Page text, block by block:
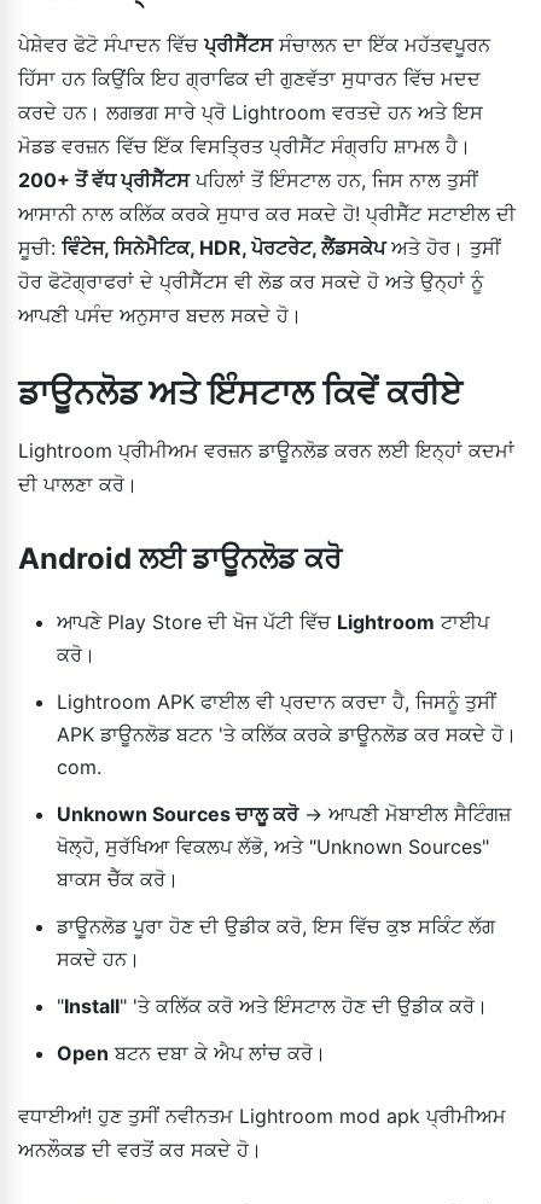
ਪੇਸ਼ੇਵਰ ਫੋਟੋ ਸੰਪਾਦਨ ਵਿੱਚਪ੍ਰੀਸੈੱਟਸਸੰਚਾਲਨ ਦਾ ਇੱਕ ਮਹੱਤਵਪੂਰਨ
ਹਿੱਸਾ ਹਨ ਕਿਉਂਕਿ ਇਹ ਗ੍ਰਾਫਿਕ ਦੀ ਗੁਣਵੱਤਾ ਸੁਧਾਰਨ ਵਿੱਚ ਮਦਦ
ਕਰਦੇ ਹਨ। ਲਗਭਗ ਸਾਰੇ ਪ੍ਰੋ Lightroom ਵਰਤਦੇ ਹਨ ਅਤੇ ਇਸ
ਮੋਡਡ ਵਰਜ਼ਨ ਵਿੱਚ ਇੱਕ ਵਿਸਤ੍ਰਿਤ ਪ੍ਰੀਸੈੱਟ ਸੰਗ੍ਰਹਿ ਸ਼ਾਮਲ ਹੈ।
200+ ਤੋਂ ਵੱਧ ਪ੍ਰੀਸੈੱਟਸਪਹਿਲਾਂ ਤੋਂ ਇੰਸਟਾਲ ਹਨ, ਜਿਸ ਨਾਲ ਤੁਸੀਂ
ਆਸਾਨੀ ਨਾਲ ਕਲਿੱਕ ਕਰਕੇ ਸੁਧਾਰ ਕਰ ਸਕਦੇ ਹੋ! ਪ੍ਰੀਸੈੱਟ ਸਟਾਈਲ ਦੀ
ਸੂਚੀ: ਵਿੰਟੇਜ, ਸਿਨੇਮੈਟਿਕ, HDR, ਪੋਰਟਰੇਟ, ਲੈਂਡਸਕੇਪਅਤੇ ਹੋਰ। ਤੁਸੀਂ
ਹੋਰ ਫੋਟੋਗ੍ਰਾਫਰਾਂ ਦੇ ਪ੍ਰੀਸੈੱਟਸ ਵੀ ਲੋਡ ਕਰ ਸਕਦੇ ਹੋ ਅਤੇ ਉਨ੍ਹਾਂ ਨੂੰ
ਆਪਣੀ ਪਸੰਦ ਅਨੁਸਾਰ ਬਦਲ ਸਕਦੇ ਹੋ।
ਡਾਊਨਲੋਡ ਅਤੇ ਇੰਸਟਾਲ ਕਿਵੇਂ ਕਰੀਏ
Lightroom ਪ੍ਰੀਮੀਅਮ ਵਰਜ਼ਨ ਡਾਊਨਲੋਡ ਕਰਨ ਲਈ ਇਨ੍ਹਾਂ ਕਦਮਾਂ
ਦੀ ਪਾਲਣਾ ਕਰੋ।
Android ਲਈ ਡਾਊਨਲੋਡ ਕਰੋ
ਆਪਣੇ Play Store ਦੀ ਖੋਜ ਪੱਟੀ ਵਿੱਚ Lightroom ਟਾਈਪ
ਕਰੋ।
Lightroom APK ਫਾਈਲ ਵੀ ਪ੍ਰਦਾਨ ਕਰਦਾ ਹੈ, ਜਿਸਨੂੰ ਤੁਸੀਂ
APK ਡਾਊਨਲੋਡ ਬਟਨ 'ਤੇ ਕਲਿੱਕ ਕਰਕੇ ਡਾਊਨਲੋਡ ਕਰ ਸਕਦੇ ਹੋ।
com.
Unknown Sources ਚਾਲੂ ਕਰੋ→ ਆਪਣੀ ਮੋਬਾਈਲ ਸੈਟਿੰਗਜ਼
ਖੋਲ੍ਹੋ, ਸੁਰੱਖਿਆ ਵਿਕਲਪ ਲੱਭੋ, ਅਤੇ "Unknown Sources"
ਬਾਕਸ ਚੈੱਕ ਕਰੋ।
ਡਾਊਨਲੋਡ ਪੂਰਾ ਹੋਣ ਦੀ ਉਡੀਕ ਕਰੋ, ਇਸ ਵਿੱਚ ਕੁਝ ਸਕਿੰਟ ਲੱਗ
ਸਕਦੇ ਹਨ।
"Install" 'ਤੇ ਕਲਿੱਕ ਕਰੋ ਅਤੇ ਇੰਸਟਾਲ ਹੋਣ ਦੀ ਉਡੀਕ ਕਰੋ।
Open ਬਟਨ ਦਬਾ ਕੇ ਐਪ ਲਾਂਚ ਕਰੋ।
ਵਧਾਈਆਂ! ਹੁਣ ਤੁਸੀਂ ਨਵੀਨਤਮ Lightroom mod apk ਪ੍ਰੀਮੀਅਮ
ਅਨਲੌਕਡ ਦੀ ਵਰਤੋਂ ਕਰ ਸਕਦੇ ਹੋ।